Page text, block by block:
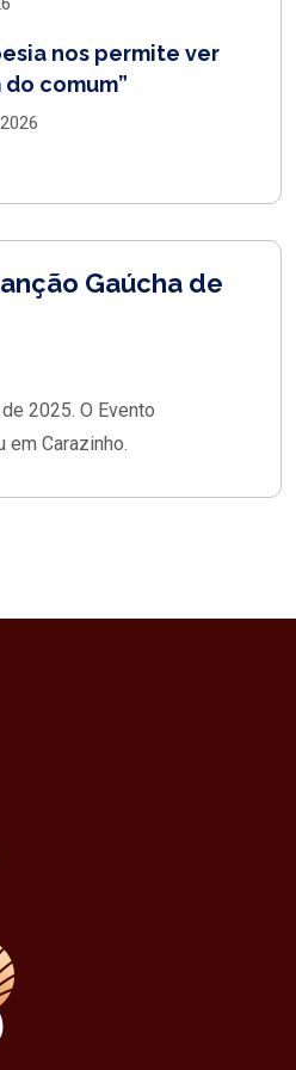
nos permite ver
do comum”
Gaúcha de
2025. O Evento
Carazinho.